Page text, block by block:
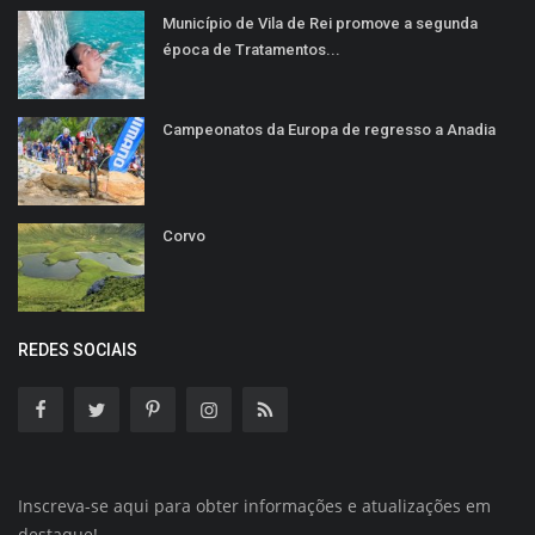
Município de Vila de Rei promove a segunda
época de Tratamentos...
Campeonatos da Europa de regresso a Anadia
Corvo
REDES SOCIAIS
Inscreva-se aqui para obter informações e atualizações em